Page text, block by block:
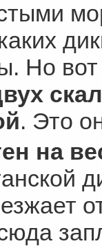
Но вот
. Это
на